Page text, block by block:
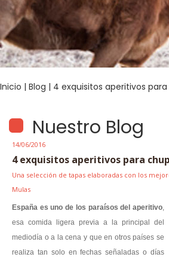
Inicio | Blog | 4 exquisitos aperitivos
Nuestro Blog
14/06/2016
4 exquisitos aperitivos para
Una selección de tapas elaboradas con los
Mulas
España es uno de los paraísos del aperitivo,
esa comida ligera previa a la principal del
mediodía o a la cena y que en otros países se
realiza tan solo en fechas señaladas o días